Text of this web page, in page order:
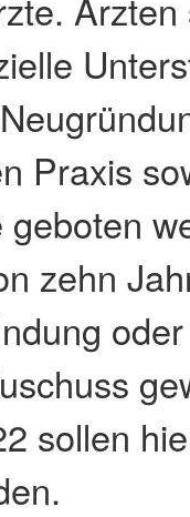
Praxis
zehn
sollen